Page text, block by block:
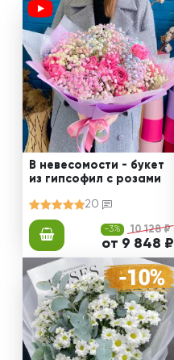
В невесомости - букет
из гипсофил с розами
20
-3% 10 128 ₽
от 9 848 ₽